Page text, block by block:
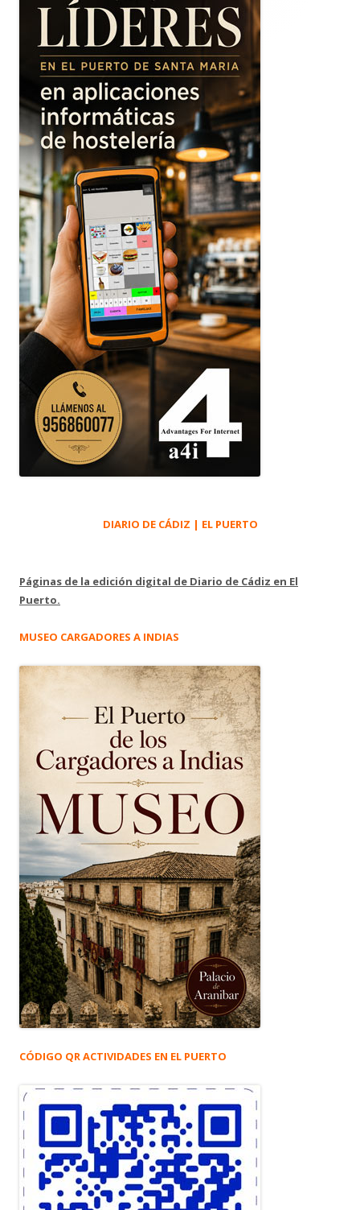
principal
DIARIO DE CÁDIZ | EL PUERTO
Páginas de la edición digital de Diario de Cádiz en El
Puerto.
MUSEO CARGADORES A INDIAS
CÓDIGO QR ACTIVIDADES EN EL PUERTO